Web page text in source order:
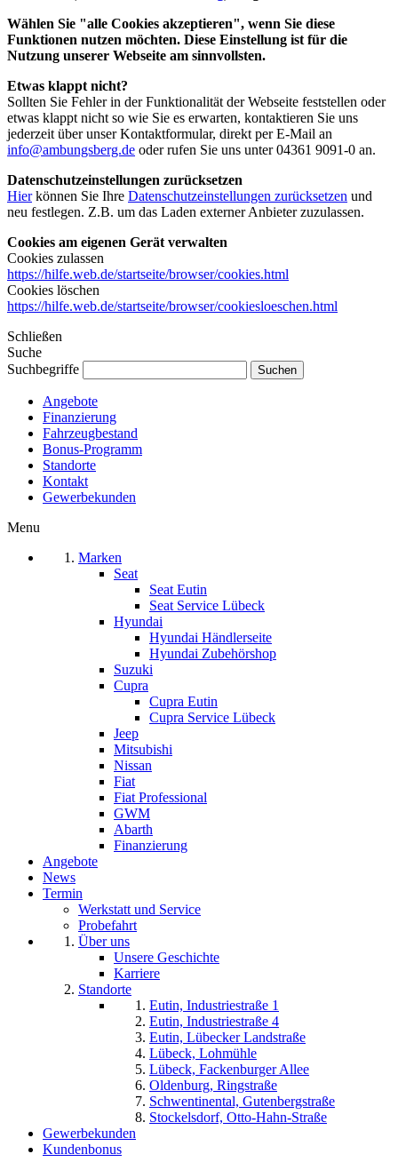
Wählen Sie "alle Cookies akzeptieren", wenn Sie diese
Funktionen nutzen möchten. Diese Einstellung ist für die
Nutzung unserer Webseite am sinnvollsten.
Etwas klappt nicht?
Sollten Sie Fehler in der Funktionalität der Webseite feststellen oder
etwas klappt nicht so wie Sie es erwarten, kontaktieren Sie uns
jederzeit über unser Kontaktformular, direkt per E-Mail an
info@ambungsberg.de oder rufen Sie uns unter 04361 9091-0 an.
Datenschutzeinstellungen zurücksetzen
Hierkönnen Sie Ihre Datenschutzeinstellungen zurücksetzen und
neu festlegen. Z.B. um das Laden externer Anbieter zuzulassen.
Cookies am eigenen Gerät verwalten
Cookies zulassen
https://hilfe.web.de/startseite/browser/cookies.html
Cookies löschen
https://hilfe.web.de/startseite/browser/cookiesloeschen.html
Schließen
Suche
Suchbegriffe
Angebote
Finanzierung
Fahrzeugbestand
Bonus-Programm
Standorte
Kontakt
Gewerbekunden
Menu
Marken
Seat
Seat Eutin
Seat Service Lübeck
Hyundai
Hyundai Händlerseite
Hyundai Zubehörshop
Suzuki
Cupra
Cupra Eutin
Cupra Service Lübeck
Jeep
Mitsubishi
Nissan
Fiat
Fiat Professional
GWM
Abarth
Finanzierung
Angebote
News
Termin
Werkstatt und Service
Probefahrt
Über uns
Unsere Geschichte
Karriere
Standorte
Eutin, Industriestraße 1
Eutin, Industriestraße 4
Eutin, Lübecker Landstraße
Lübeck, Lohmühle
Lübeck, Fackenburger Allee
Oldenburg, Ringstraße
Schwentinental, Gutenbergstraße
Stockelsdorf, Otto-Hahn-Straße
Gewerbekunden
Kundenbonus